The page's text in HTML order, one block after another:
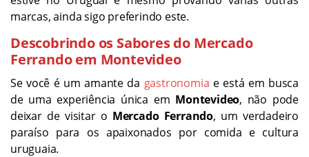
marcas, ainda sigo preferindo este.
Descobrindo os Sabores do Mercado
Ferrando em Montevideo
Se você é um amante da gastronomia e está em busca
de uma experiência única em Montevideo, não pode
deixar de visitar o Mercado Ferrando, um verdadeiro
paraíso para os apaixonados por comida e cultura
uruguaia.